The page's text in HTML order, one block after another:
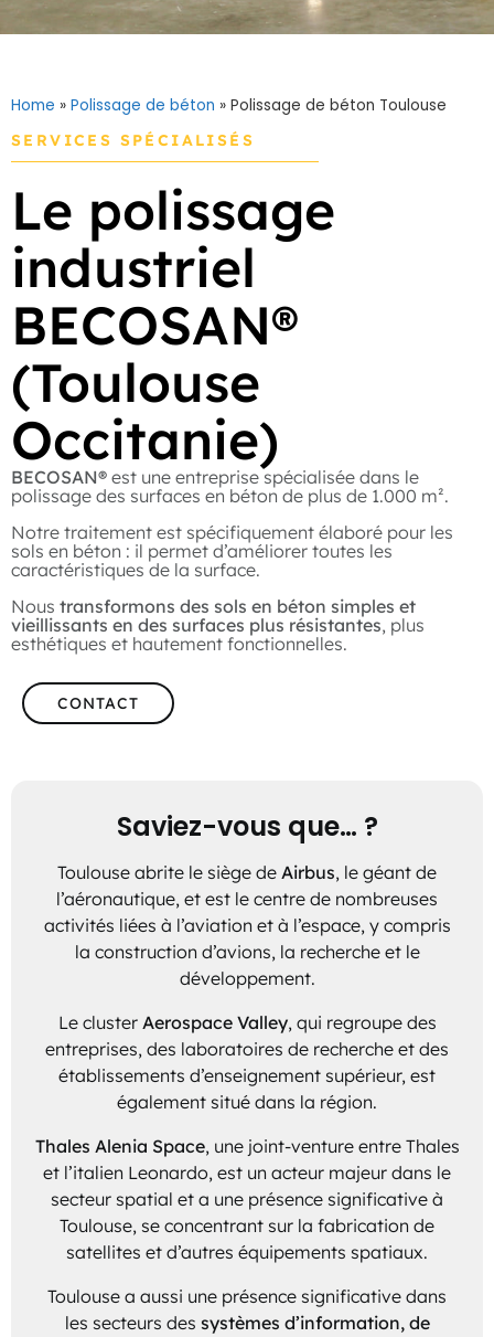
Home » Polissage de béton » Polissage de béton Toulouse
SERVICES SPÉCIALISÉS
Le polissage
industriel
BECOSAN®
(Toulouse
Occitanie)
BECOSAN® est une entreprise spécialisée dans le
polissage des surfaces en béton de plus de 1.000 m².
Notre traitement est spécifiquement élaboré pour les
sols en béton : il permet d’améliorer toutes les
caractéristiques de la surface.
Nous transformons des sols en béton simples et
vieillissants en des surfaces plus résistantes, plus
esthétiques et hautement fonctionnelles.
CONTACT
Saviez-vous que… ?
Toulouse abrite le siège de Airbus, le géant de
l’aéronautique, et est le centre de nombreuses
activités liées à l’aviation et à l’espace, y compris
la construction d’avions, la recherche et le
développement.
Le cluster Aerospace Valley, qui regroupe des
entreprises, des laboratoires de recherche et des
établissements d’enseignement supérieur, est
également situé dans la région.
Thales Alenia Space, une joint-venture entre Thales
et l’italien Leonardo, est un acteur majeur dans le
secteur spatial et a une présence significative à
Toulouse, se concentrant sur la fabrication de
satellites et d’autres équipements spatiaux.
Toulouse a aussi une présence significative dans
les secteurs des systèmes d’information, de